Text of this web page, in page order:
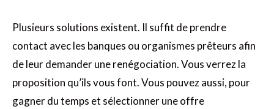
Plusieurs solutions existent. Il suffit de prendre
contact avec les banques ou organismes prêteurs afin
de leur demander une renégociation. Vous verrez la
proposition qu’ils vous font. Vous pouvez aussi, pour
gagner du temps et sélectionner une offre